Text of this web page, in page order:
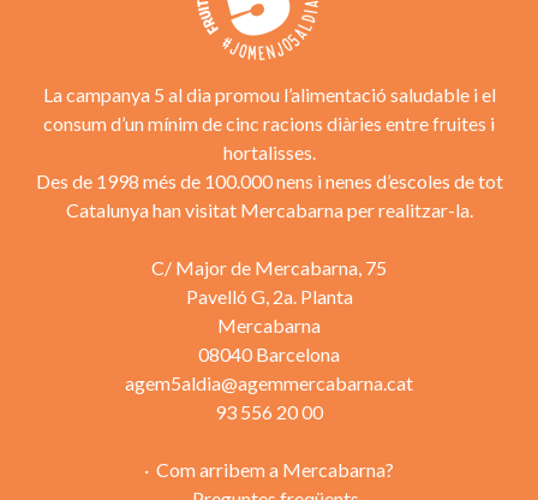
La campanya 5 al dia promou l’alimentació saludable i el
consum d’un mínim de cinc racions diàries entre fruites i
hortalisses.
Des de 1998 més de 100.000 nens i nenes d’escoles de tot
Catalunya han visitat Mercabarna per realitzar-la.
C/ Major de Mercabarna, 75
Pavelló G, 2a. Planta
Mercabarna
08040 Barcelona
agem5aldia@agemmercabarna.cat
93 556 20 00
Com arribem a Mercabarna?